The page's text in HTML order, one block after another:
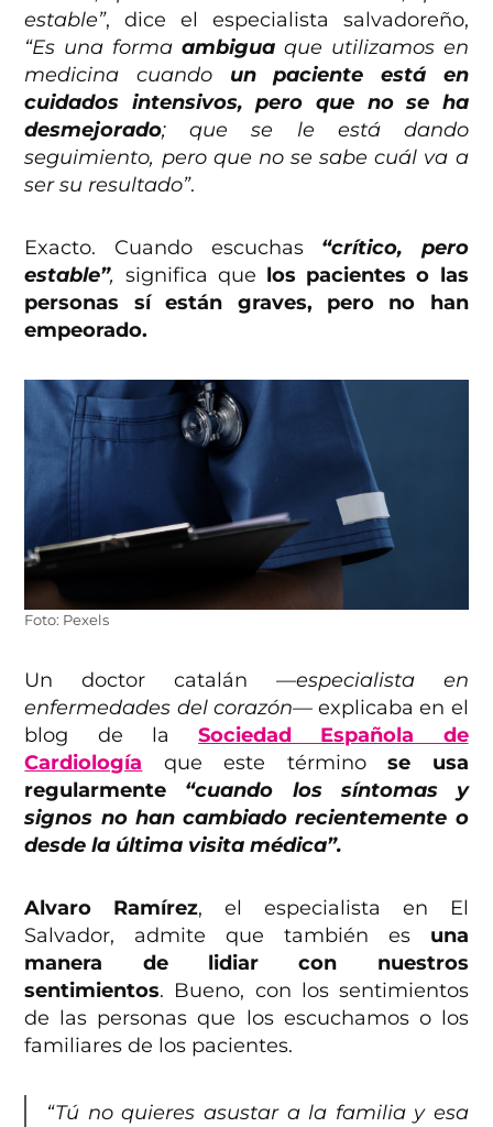
estable”, dice el especialista salvadoreño,
“Es una forma ambigua que utilizamos en
medicina cuando un paciente está en
cuidados intensivos, pero que no se ha
desmejorado; que se le está dando
seguimiento, pero que no se sabe cuál va a
ser su resultado”.
Exacto. Cuando escuchas“crítico, pero
estable”, significa que los pacientes o las
personas sí están graves, pero no han
empeorado.
Foto: Pexels
Un doctor catalán —especialista en
enfermedades del corazón—explicaba en el
blog de laSociedad Española de
Cardiología que este términose usa
regularmente “cuando los síntomas y
signos no han cambiado recientemente o
desde la última visita médica”.
Alvaro Ramírez, el especialista en El
Salvador, admite que también es una
manera de lidiar con nuestros
sentimientos. Bueno, con los sentimientos
de las personas que los escuchamos o los
familiares de los pacientes.
“Tú no quieres asustar a la familia y esa